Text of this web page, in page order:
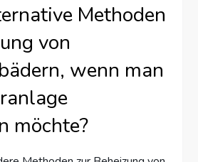
Methoden
von
wenn man
möchte?